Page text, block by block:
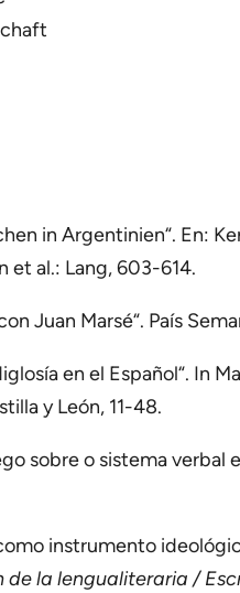
in Argentinien“. En:
et al.: Lang, 603-614.
Juan Marsé“. País
en el Español“. In
y León, 11-48.
sobre o sistema
instrumento
la lengualiteraria /